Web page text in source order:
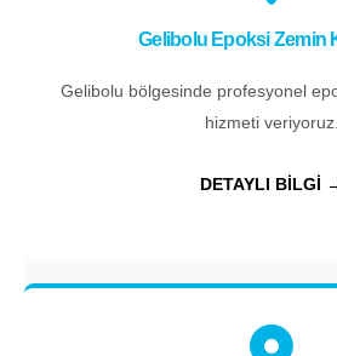
Gelibolu Epoksi Zemin
Gelibolu bölgesinde profesyonel
hizmeti veriyoruz.
DETAYLI BİLGİ